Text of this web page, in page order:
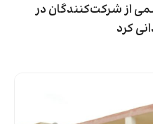
از شرکت‌کنندگان در
کرد